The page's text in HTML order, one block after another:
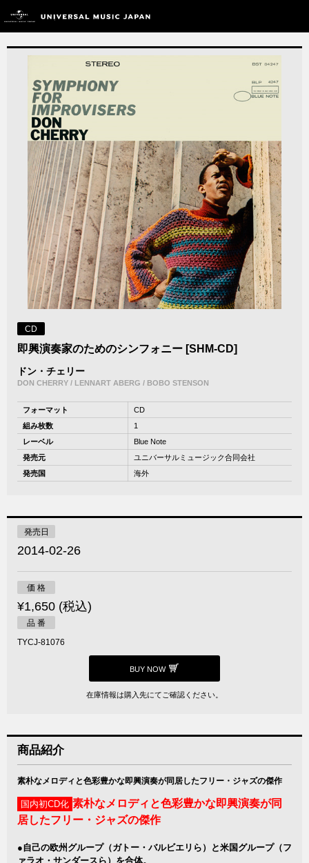
CD
即興演奏家のためのシンフォニー [SHM-CD]
ドン・チェリー
DON CHERRY / LENNART ABERG / BOBO STENSON
フォーマット
CD
組み枚数
1
レーベル
Blue Note
発売元
ユニバーサルミュージック合同会社
発売国
海外
発売日
2014-02-26
価 格
¥1,650 (税込)
品 番
TYCJ-81076
BUY NOW
在庫情報は購入先にてご確認ください。
商品紹介
素朴なメロディと色彩豊かな即興演奏が同居したフリー・ジャズの傑作
国内初CD化 素朴なメロディと色彩豊かな即興演奏が同
居したフリー・ジャズの傑作
●自己の欧州グループ（ガトー・バルビエリら）と米国グループ（フ
ァラオ・サンダースら）を合体。